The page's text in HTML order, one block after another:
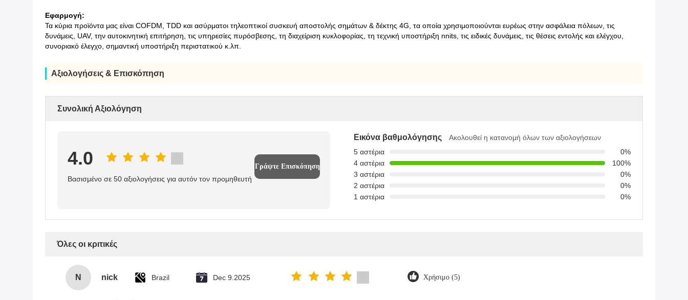
Εφαρμογή:
Τα κύρια προϊόντα μας είναι COFDM, TDD και ασύρματοι τηλεοπτικοί συσκευή αποστολής σημάτων & δέκτης 4G, τα οποία χρησιμοποιούνται ευρέως στην ασφάλεια πόλεων, τις
δυνάμεις, UAV, την αυτοκινητική επιτήρηση, τις υπηρεσίες πυρόσβεσης, τη διαχείριση κυκλοφορίας, τη τεχνική υποστήριξη nnits, τις ειδικές δυνάμεις, τις θέσεις εντολής και ελέγχου,
συνοριακό έλεγχο, σημαντική υποστήριξη περιστατικού κ.λπ.
Αξιολογήσεις & Επισκόπηση
Συνολική Αξιολόγηση
4.0
Βασισμένο σε 50 αξιολογήσεις για αυτόν τον προμηθευτή
Γράψτε Επισκόπηση
Εικόνα βαθμολόγησης
Ακολουθεί η κατανομή όλων των αξιολογήσεων
5 αστέρια
0%
4 αστέρια
100%
3 αστέρια
0%
2 αστέρια
0%
1 αστέρια
0%
Όλες οι κριτικές
N nick Brazil Dec 9.2025 Χρήσιμο (5)